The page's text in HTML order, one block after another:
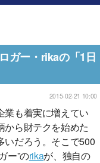
ガー・rikaの「1日
2015-02-21 10:00
も着実に増えてい
から財テクを始めた
いだろう。そこで500
ー”のrikaが、独自の